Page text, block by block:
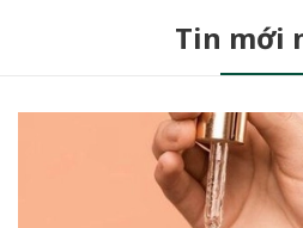
Tin mới